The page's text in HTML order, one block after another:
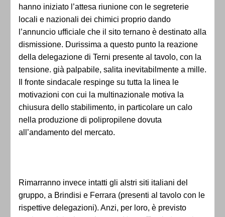
hanno iniziato l’attesa riunione con le segreterie
locali e nazionali dei chimici proprio dando
l’annuncio ufficiale che il sito ternano è destinato alla
dismissione. Durissima a questo punto la reazione
della delegazione di Terni presente al tavolo, con la
tensione. già palpabile, salita inevitabilmente a mille.
Il fronte sindacale respinge su tutta la linea le
motivazioni con cui la multinazionale motiva la
chiusura dello stabilimento, in particolare un calo
nella produzione di polipropilene dovuta
all’andamento del mercato.
Rimarranno invece intatti gli alstri siti italiani del
gruppo, a Brindisi e Ferrara (presenti al tavolo con le
rispettive delegazioni). Anzi, per loro, è previsto